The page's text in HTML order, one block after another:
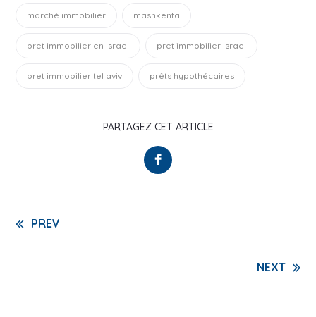
marché immobilier mashkenta
pret immobilier en Israel pret immobilier Israel
pret immobilier tel aviv prêts hypothécaires
PARTAGEZ CET ARTICLE
Continue
PREV
NEXT